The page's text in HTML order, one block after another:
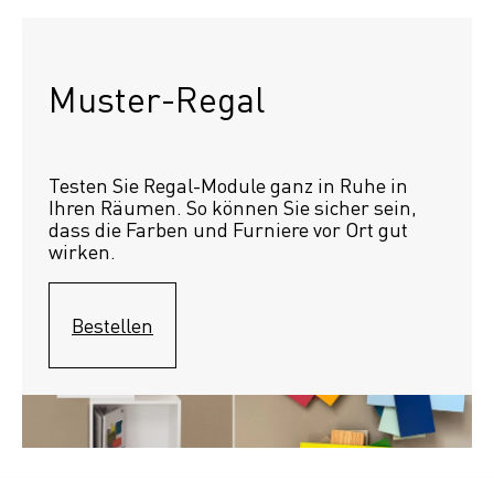
Muster-Regal
Testen Sie Regal-Module ganz in Ruhe in
Ihren Räumen. So können Sie sicher sein,
dass die Farben und Furniere vor Ort gut
wirken.
Bestellen